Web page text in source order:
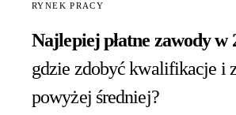
RYNEK PRACY
Najlepiej płatne zawody w
gdzie zdobyć kwalifikacje i
powyżej średniej?